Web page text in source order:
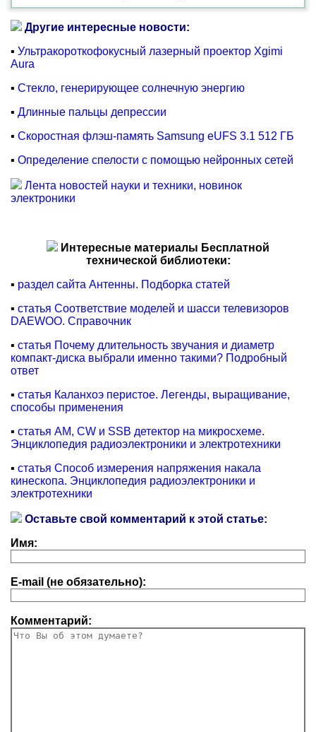
Другие интересные новости:
▪ Ультракороткофокусный лазерный проектор Xgimi
Aura
▪ Стекло, генерирующее солнечную энергию
▪ Длинные пальцы депрессии
▪ Скоростная флэш-память Samsung eUFS 3.1 512 ГБ
▪ Определение спелости с помощью нейронных сетей
Лента новостей науки и техники, новинок
электроники
Интересные материалы Бесплатной
технической библиотеки:
▪ раздел сайта Антенны. Подборка статей
▪ статья Соответствие моделей и шасси телевизоров
DAEWOO. Справочник
▪ статья Почему длительность звучания и диаметр
компакт-диска выбрали именно такими? Подробный
ответ
▪ статья Каланхоэ перистое. Легенды, выращивание,
способы применения
▪ статья AM, CW и SSB детектор на микросхеме.
Энциклопедия радиоэлектроники и электротехники
▪ статья Способ измерения напряжения накала
кинескопа. Энциклопедия радиоэлектроники и
электротехники
Оставьте свой комментарий к этой статье:
Имя:
E-mail (не обязательно):
Комментарий: